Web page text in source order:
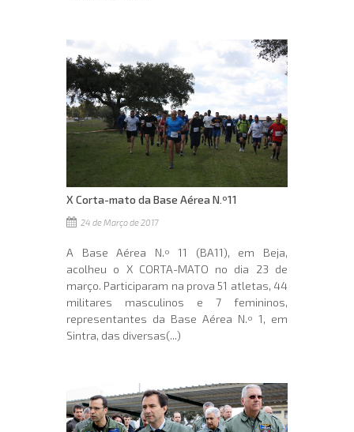
X Corta-mato da Base Aérea N.º11
24 de Março de 2017
A Base Aérea N.º 11 (BA11), em Beja,
acolheu o X CORTA-MATO no dia 23 de
março. Participaram na prova 51 atletas, 44
militares masculinos e 7 femininos,
representantes da Base Aérea N.º 1, em
Sintra, das diversas(...)